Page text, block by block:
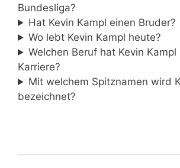
Bundesliga?
Hat Kevin Kampl einen Bruder?
Wo lebt Kevin Kampl heute?
Welchen Beruf hat Kevin
Karriere?
Mit welchem Spitznamen wird
bezeichnet?